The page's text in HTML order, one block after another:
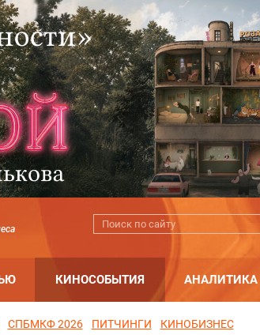
КИНОСОБЫТИЯ АНАЛИТИКА
СПБМКФ 2026 ПИТЧИНГИ КИНОБИЗНЕС